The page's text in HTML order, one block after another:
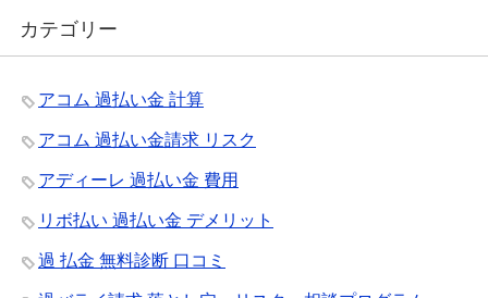
カテゴリー
アコム 過払い金 計算
アコム 過払い金請求 リスク
アディーレ 過払い金 費用
リボ払い 過払い金 デメリット
過 払金 無料診断 口コミ